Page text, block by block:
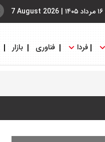
|
7 August 2026
فردا فناوری بازار